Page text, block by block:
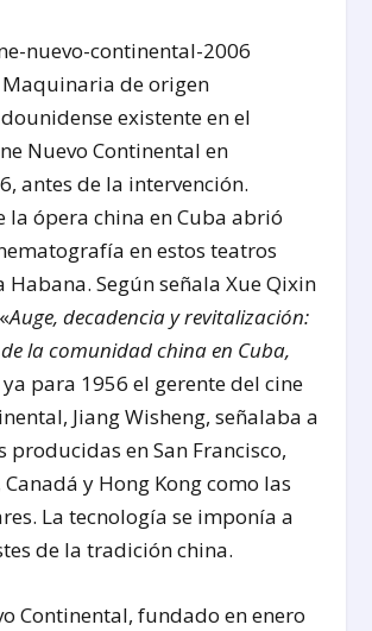
Maquinaria de origen
existente en el
Nuevo Continental en
antes de la intervención.
la ópera china en Cuba abrió
en estos teatros
Habana. Según señala Xue Qixin
Auge, decadencia y revitalización:
la comunidad china en Cuba,
ya para 1956 el gerente del cine
Jiang Wisheng, señalaba a
producidas en San Francisco,
Canadá y Hong Kong como las
La tecnología se imponía a
de la tradición china.
Continental, fundado en enero